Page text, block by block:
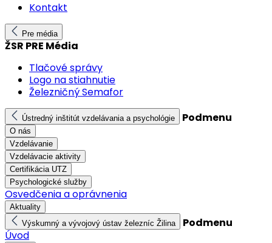
Kontakt
Pre média
ŽSR PRE Média
Tlačové správy
Logo na stiahnutie
Železničný Semafor
Ústredný inštitút vzdelávania a psychológie Podmenu
O nás
Vzdelávanie
Vzdelávacie aktivity
Certifikácia UTZ
Psychologické služby
Osvedčenia a oprávnenia
Aktuality
Výskumný a vývojový ústav železníc Žilina
Podmenu
Úvod